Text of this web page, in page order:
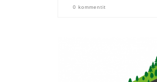
0 kommentit